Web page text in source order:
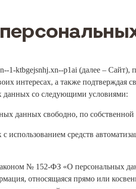
1-ktbgejsnhj.xn--p1ai (далее –
интересах, а также подтверждая
данных со следующими условиями:
данных свободно, по
средств
№ 152-ФЗ «О персональных
относящаяся прямо или